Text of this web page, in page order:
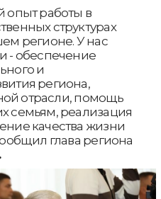
опыт работы в
структурах
регионе. У нас
- обеспечение
и
региона,
отрасли, помощь
семьям, реализация
качества жизни
глава региона